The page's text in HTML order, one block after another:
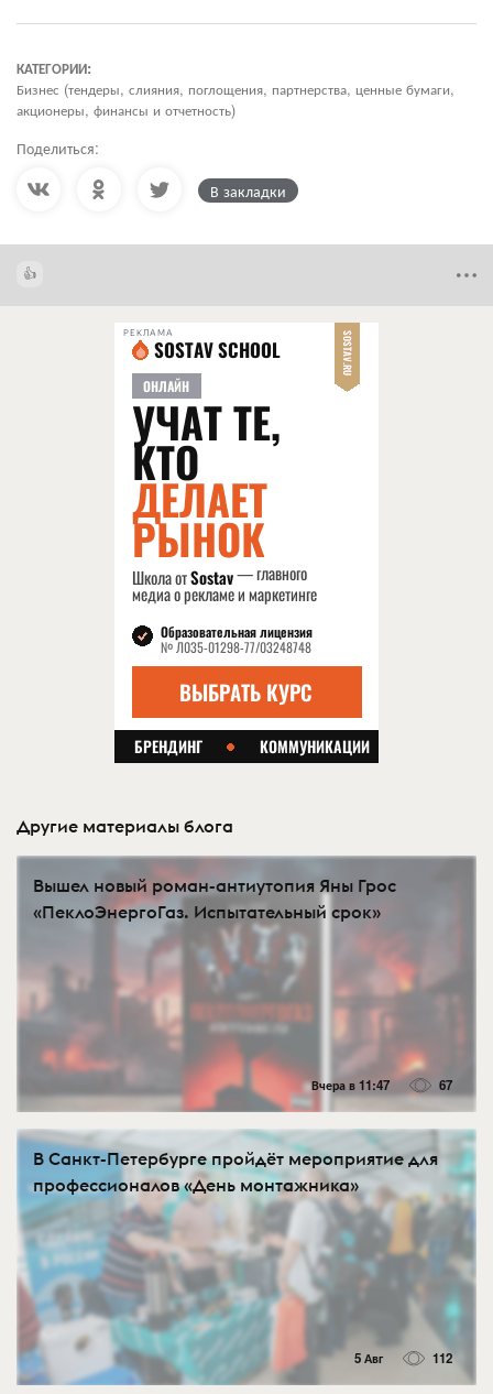
КАТЕГОРИИ:
Бизнес (тендеры, слияния, поглощения, партнерства, ценные бумаги,
акционеры, финансы и отчетность)
Поделиться:
В закладки
РЕКЛАМА
Другие материалы блога
Вышел новый роман-антиутопия Яны Грос
«ПеклоЭнергоГаз. Испытательный срок»
Вчера в 11:47 67
В Санкт-Петербурге пройдёт мероприятие для
профессионалов «День монтажника»
5 Авг 112